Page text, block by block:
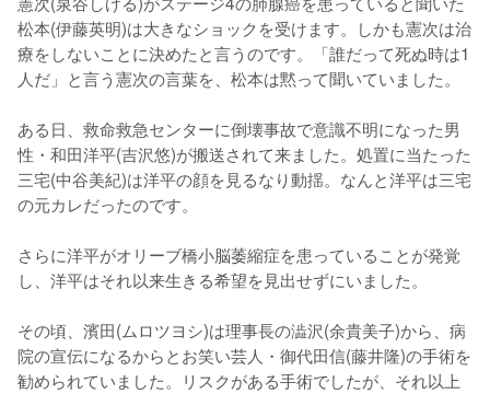
松本(伊藤英明)は大きなショックを受けます。しかも憲次は治
療をしないことに決めたと言うのです。「誰だって死ぬ時は1
人だ」と言う憲次の言葉を、松本は黙って聞いていました。
ある日、救命救急センターに倒壊事故で意識不明になった男
性・和田洋平(吉沢悠)が搬送されて来ました。処置に当たった
三宅(中谷美紀)は洋平の顔を見るなり動揺。なんと洋平は三宅
の元カレだったのです。
さらに洋平がオリーブ橋小脳萎縮症を患っていることが発覚
し、洋平はそれ以来生きる希望を見出せずにいました。
その頃、濱田(ムロツヨシ)は理事長の澁沢(余貴美子)から、病
院の宣伝になるからとお笑い芸人・御代田信(藤井隆)の手術を
勧められていました。リスクがある手術でしたが、それ以上